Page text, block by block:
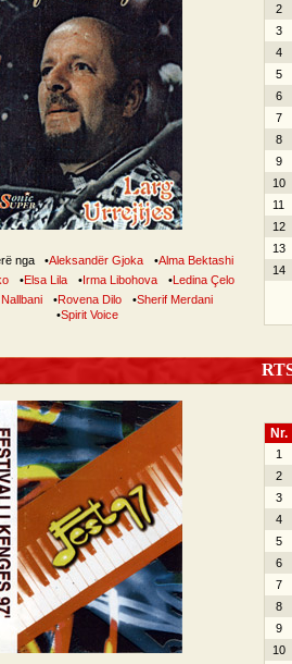
nga •Aleksandër Gjoka •Alma Bektashi
•Elsa Lila •Irma Libohova •Ledina Çelo
•Rovena Dilo •Sherif Merdani
•Spirit Voice
2
3
4
5
6
7
8
9
10
11
12
13
14
Nr.
1
2
3
4
5
6
7
8
9
10